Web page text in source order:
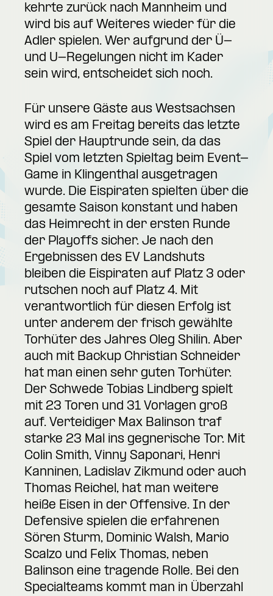
kehrte zurück nach Mannheim und
wird bis auf Weiteres wieder für die
Adler spielen. Wer aufgrund der Ü-
und U-Regelungen nicht im Kader
sein wird, entscheidet sich noch.
Für unsere Gäste aus Westsachsen
wird es am Freitag bereits das letzte
Spiel der Hauptrunde sein, da das
Spiel vom letzten Spieltag beim Event-
Game in Klingenthal ausgetragen
wurde. Die Eispiraten spielten über die
gesamte Saison konstant und haben
das Heimrecht in der ersten Runde
der Playoffs sicher. Je nach den
Ergebnissen des EV Landshuts
bleiben die Eispiraten auf Platz 3 oder
rutschen noch auf Platz 4. Mit
verantwortlich für diesen Erfolg ist
unter anderem der frisch gewählte
Torhüter des Jahres Oleg Shilin. Aber
auch mit Backup Christian Schneider
hat man einen sehr guten Torhüter.
Der Schwede Tobias Lindberg spielt
mit 23 Toren und 31 Vorlagen groß
auf. Verteidiger Max Balinson traf
starke 23 Mal ins gegnerische Tor. Mit
Colin Smith, Vinny Saponari, Henri
Kanninen, Ladislav Zikmund oder auch
Thomas Reichel, hat man weitere
heiße Eisen in der Offensive. In der
Defensive spielen die erfahrenen
Sören Sturm, Dominic Walsh, Mario
Scalzo und Felix Thomas, neben
Balinson eine tragende Rolle. Bei den
Specialteams kommt man in Überzahl